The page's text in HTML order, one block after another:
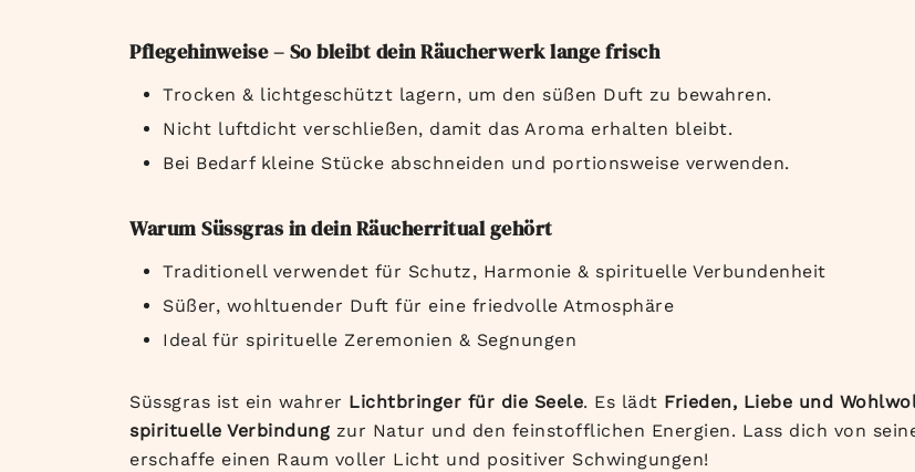
Pflegehinweise – So bleibt dein Räucherwerk lange frisch
Trocken & lichtgeschützt lagern, um den süßen Duft zu bewahren.
Nicht luftdicht verschließen, damit das Aroma erhalten bleibt.
Bei Bedarf kleine Stücke abschneiden und portionsweise verwenden.
Warum Süssgras in dein Räucherritual gehört
Traditionell verwendet für Schutz, Harmonie & spirituelle Verbundenheit
Süßer, wohltuender Duft für eine friedvolle Atmosphäre
Ideal für spirituelle Zeremonien & Segnungen
Süssgras ist ein wahrer Lichtbringer für die Seele. Es lädt Frieden, Liebe und
spirituelle Verbindungzur Natur und den feinstofflichen Energien. Lass dich von
erschaffe einen Raum voller Licht und positiver Schwingungen!